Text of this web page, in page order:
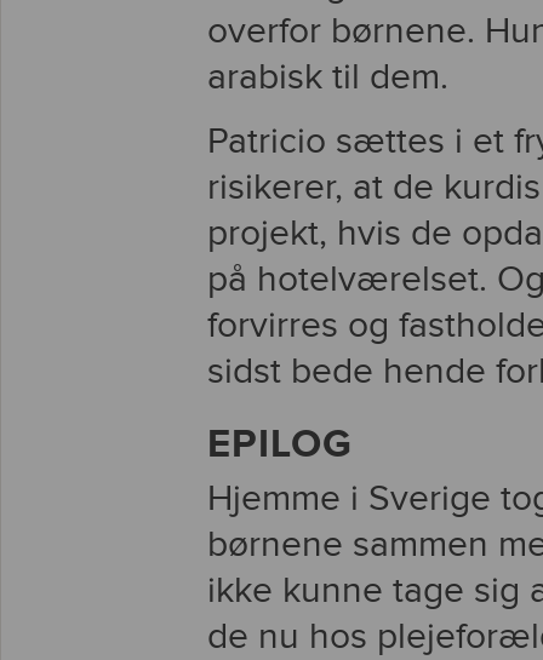
overfor børnene.
arabisk til dem.
Patricio sættes i et
risikerer, at de
projekt, hvis de
på hotelværelset.
forvirres og
sidst bede hende
EPILOG
Hjemme i Sverige
børnene sammen
ikke kunne tage sig
de nu hos